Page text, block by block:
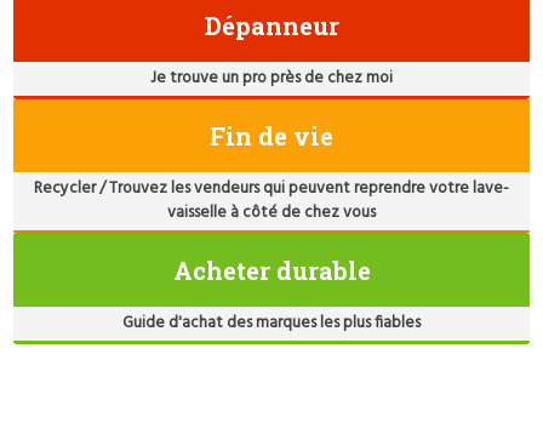
Dépanneur
Je trouve un pro près de chez moi
Fin de vie
Recycler / Trouvez les vendeurs qui peuvent reprendre votre lave-
vaisselle à côté de chez vous
Acheter durable
Guide d'achat des marques les plus fiables